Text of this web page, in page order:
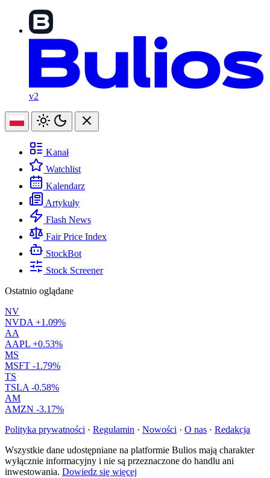
v2
Kanał
Watchlist
Kalendarz
Artykuły
Flash News
Fair Price Index
StockBot
Stock Screener
Ostatnio oglądane
NV
NVDA +1.09%
AA
AAPL +0.53%
MS
MSFT -1.79%
TS
TSLA -0.58%
AM
AMZN -3.17%
Polityka prywatności · Regulamin · Nowości · O nas · Redakcja
Wszystkie dane udostępniane na platformie Bulios mają charakter
wyłącznie informacyjny i nie są przeznaczone do handlu ani
inwestowania. Dowiedz się więcej